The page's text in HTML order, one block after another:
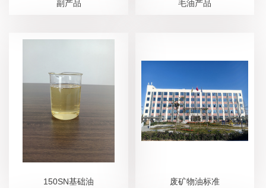
副产品 毛油产品
150SN基础油 废矿物油标准